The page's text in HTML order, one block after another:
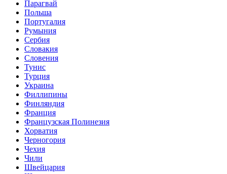
Парагвай
Польша
Португалия
Румыния
Сербия
Словакия
Словения
Тунис
Турция
Украина
Филлипины
Финляндия
Франция
Французская Полинезия
Хорватия
Черногория
Чехия
Чили
Швейцария